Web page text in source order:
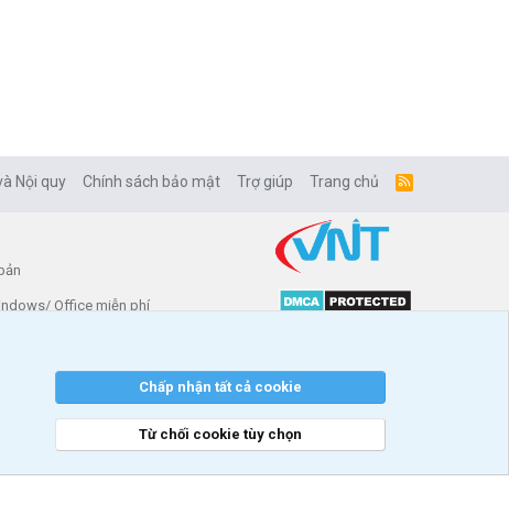
Nội quy Chính sách bảo mật Trợ giúp Trang chủ
R
Office miễn phí
Chấp nhận tất cả cookie
Từ chối cookie tùy chọn